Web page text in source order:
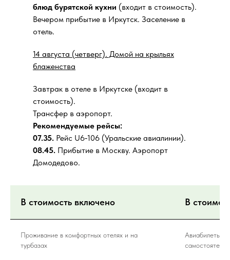
14 августа (четверг). Домой на крыльях
блаженства
блюд бурятской кухни (входит в стоимость).
Вечером прибытие в Иркутск. Заселение в
отель.
Завтрак в отеле в Иркутске (входит в
стоимость).
Трансфер в аэропорт.
Рекомендуемые рейсы:
07.35. Рейс U6‑106 (Уральские авиалинии).
08.45. Прибытие в Москву. Аэропорт
Домодедово.
В стоимость включено В
Проживание в комфортных отелях и на
турбазах
Авиабилеты в